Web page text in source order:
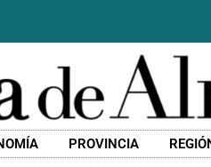
PROVINCIA